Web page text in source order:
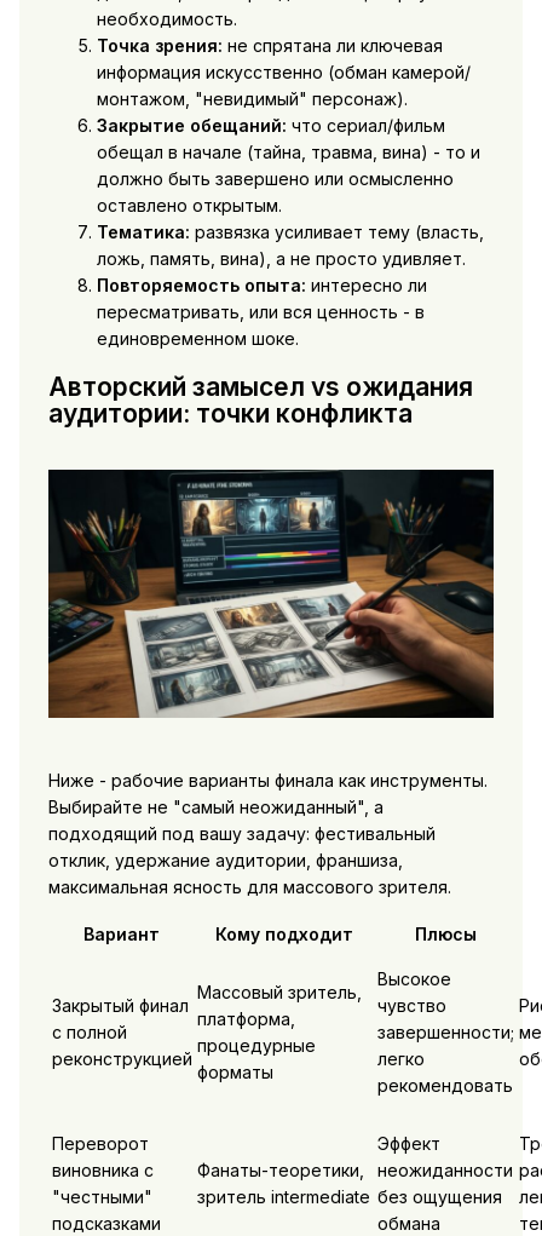
необходимость.
Точка зрения: не спрятана ли ключевая
информация искусственно (обман камерой/
монтажом, "невидимый" персонаж).
Закрытие обещаний: что сериал/фильм
обещал в начале (тайна, травма, вина) - то и
должно быть завершено или осмысленно
оставлено открытым.
Тематика: развязка усиливает тему (власть,
ложь, память, вина), а не просто удивляет.
Повторяемость опыта: интересно ли
пересматривать, или вся ценность - в
единовременном шоке.
Авторский замысел vs ожидания
аудитории: точки конфликта
Ниже - рабочие варианты финала как инструменты.
Выбирайте не "самый неожиданный", а
подходящий под вашу задачу: фестивальный
отклик, удержание аудитории, франшиза,
максимальная ясность для массового зрителя.
Вариант Кому подходит Плюсы
Закрытый финал
с полной
реконструкцией
Массовый зритель,
платформа,
процедурные
форматы
Высокое
чувство
завершенности;
легко
рекомендовать
Переворот
виновника с
"честными"
подсказками
Фанаты-теоретики,
зритель intermediate
Эффект
неожиданности
без ощущения
обмана